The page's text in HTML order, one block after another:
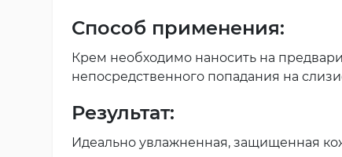
Способ применения:
Крем необходимо наносить на
непосредственного попадания на
Результат:
Идеально увлажненная, защищенная